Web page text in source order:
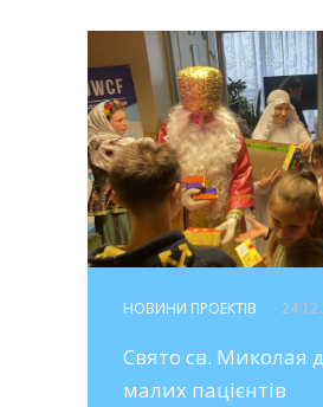
НОВИНИ ПРОЕКТІВ -
Свято св. Миколая
малих пацієнтів